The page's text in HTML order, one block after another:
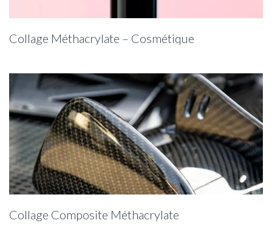
Collage Méthacrylate – Cosmétique
Collage Composite Méthacrylate